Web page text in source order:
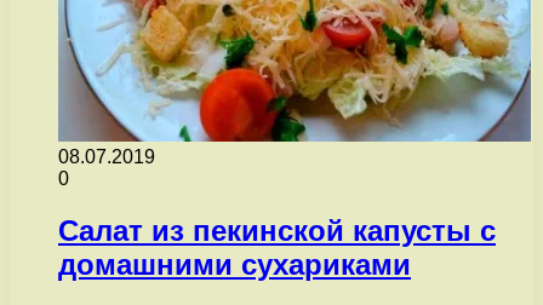
08.07.2019
0
Cалат из пекинской капусты с
домашними сухариками